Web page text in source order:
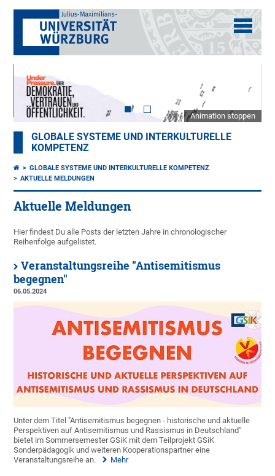
Animation stoppen
GLOBALE SYSTEME UND INTERKULTURELLE
KOMPETENZ
GLOBALE SYSTEME UND INTERKULTURELLE KOMPETENZ
AKTUELLE MELDUNGEN
Aktuelle Meldungen
Hier findest Du alle Posts der letzten Jahre in chronologischer
Reihenfolge aufgelistet.
Veranstaltungsreihe "Antisemitismus
begegnen"
06.05.2024
Unter dem Titel "Antisemitismus begegnen - historische und aktuelle
Perspektiven auf Antisemitismus und Rassismus in Deutschland"
bietet im Sommersemester GSiK mit dem Teilprojekt GSiK
Sonderpädagogik und weiteren Kooperationspartner eine
Veranstaltungsreihe an.
Mehr